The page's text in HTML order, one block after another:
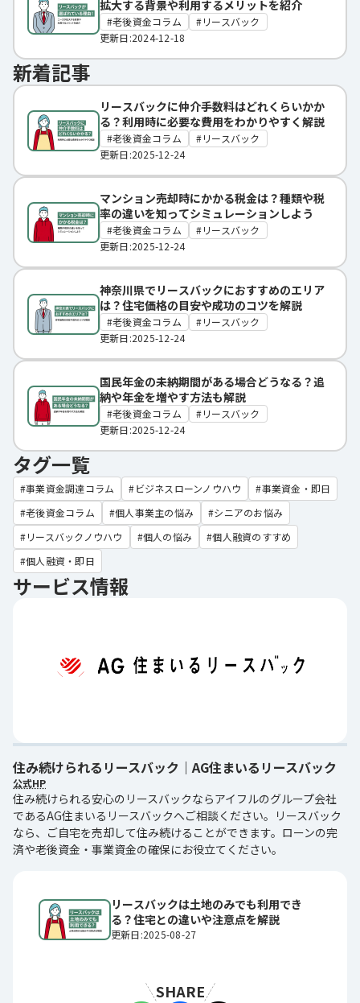
拡大する背景や利用するメリットを紹介
老後資金コラム
リースバック
更新日:2024-12-18
新着記事
リースバックに仲介手数料はどれくらいかか
る？利用時に必要な費用をわかりやすく解説
老後資金コラム
リースバック
更新日:2025-12-24
マンション売却時にかかる税金は？種類や税
率の違いを知ってシミュレーションしよう
老後資金コラム
リースバック
更新日:2025-12-24
神奈川県でリースバックにおすすめのエリア
は？住宅価格の目安や成功のコツを解説
老後資金コラム
リースバック
更新日:2025-12-24
国民年金の未納期間がある場合どうなる？追
納や年金を増やす方法も解説
老後資金コラム
リースバック
更新日:2025-12-24
タグ一覧
事業資金調達コラム ビジネスローンノウハウ
事業資金・即日
老後資金コラム
個人事業主の悩み
シニアのお悩み
リースバックノウハウ
個人の悩み
個人融資のすすめ
個人融資・即日
サービス情報
住み続けられるリースバック｜AG住まいるリースバック
公式HP
住み続けられる安心のリースバックならアイフルのグループ会社
であるAG住まいるリースバックへご相談ください。リースバック
なら、ご自宅を売却して住み続けることができます。ローンの完
済や老後資金・事業資金の確保にお役立てください。
リースバックは土地のみでも利用でき
る？住宅との違いや注意点を解説
更新日:2025-08-27
SHARE